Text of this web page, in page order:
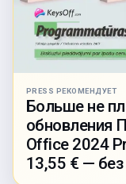
PRESS РЕКОМЕНДУЕТ
Больше не
обновления
Office 2024
13,55 € —